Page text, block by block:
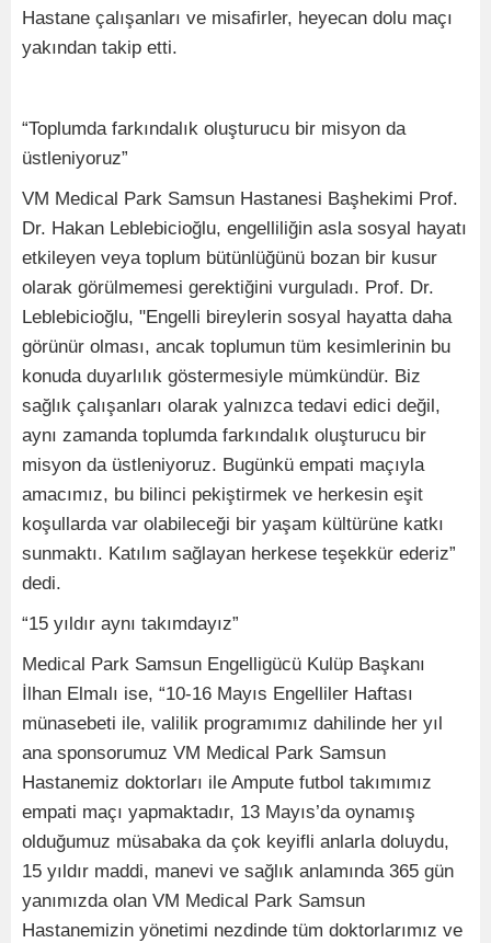
Hastane çalışanları ve misafirler, heyecan dolu maçı
yakından takip etti.
“Toplumda farkındalık oluşturucu bir misyon da
üstleniyoruz”
VM Medical Park Samsun Hastanesi Başhekimi Prof.
Dr. Hakan Leblebicioğlu, engelliliğin asla sosyal hayatı
etkileyen veya toplum bütünlüğünü bozan bir kusur
olarak görülmemesi gerektiğini vurguladı. Prof. Dr.
Leblebicioğlu, "Engelli bireylerin sosyal hayatta daha
görünür olması, ancak toplumun tüm kesimlerinin bu
konuda duyarlılık göstermesiyle mümkündür. Biz
sağlık çalışanları olarak yalnızca tedavi edici değil,
aynı zamanda toplumda farkındalık oluşturucu bir
misyon da üstleniyoruz. Bugünkü empati maçıyla
amacımız, bu bilinci pekiştirmek ve herkesin eşit
koşullarda var olabileceği bir yaşam kültürüne katkı
sunmaktı. Katılım sağlayan herkese teşekkür ederiz”
dedi.
“15 yıldır aynı takımdayız”
Medical Park Samsun Engelligücü Kulüp Başkanı
İlhan Elmalı ise, “10-16 Mayıs Engelliler Haftası
münasebeti ile, valilik programımız dahilinde her yıl
ana sponsorumuz VM Medical Park Samsun
Hastanemiz doktorları ile Ampute futbol takımımız
empati maçı yapmaktadır, 13 Mayıs’da oynamış
olduğumuz müsabaka da çok keyifli anlarla doluydu,
15 yıldır maddi, manevi ve sağlık anlamında 365 gün
yanımızda olan VM Medical Park Samsun
Hastanemizin yönetimi nezdinde tüm doktorlarımız ve